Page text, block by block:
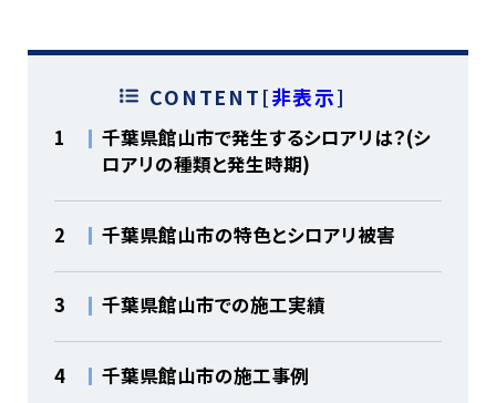
CONTENT[非表示]
1
千葉県館山市で発生するシロアリは？(シ
ロアリの種類と発生時期)
2 千葉県館山市の特色とシロアリ被害
3 千葉県館山市での施工実績
4 千葉県館山市の施工事例